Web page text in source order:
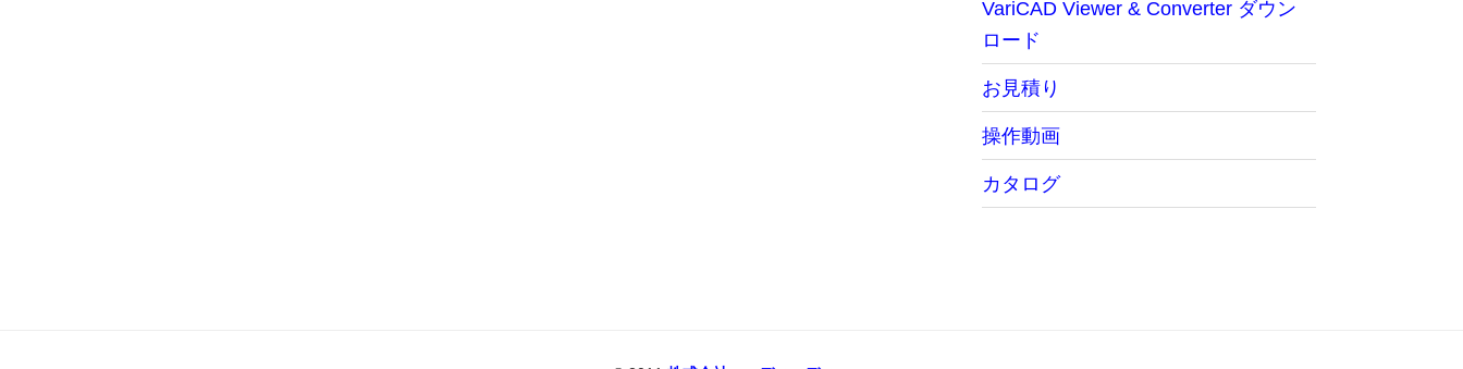
VariCAD Viewer & Converter ダウン
ロード
お見積り
操作動画
カタログ